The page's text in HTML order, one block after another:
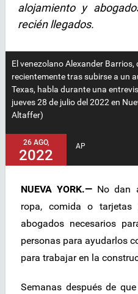
alojamiento y
recién llegados.
El venezolano Alexander Barrios,
recientemente tras subirse a un
Texas, habla durante una
jueves 28 de julio del 2022 en
Altaffer)
26 AGO,
2022
AP
NUEVA YORK.— No dan
ropa, comida o
abogados necesarios
personas para ayudarlos
para trabajar en la
Semanas después de